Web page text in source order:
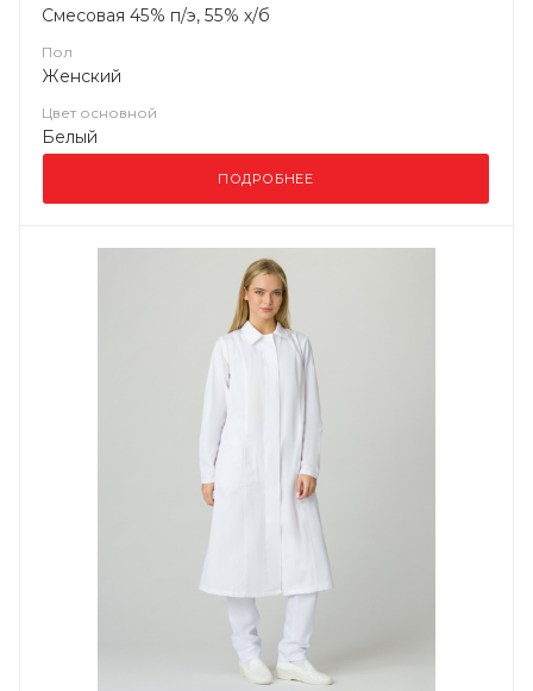
Смесовая 45% п/э, 55% х/б
Пол
Женский
Цвет основной
Белый
ПОДРОБНЕЕ